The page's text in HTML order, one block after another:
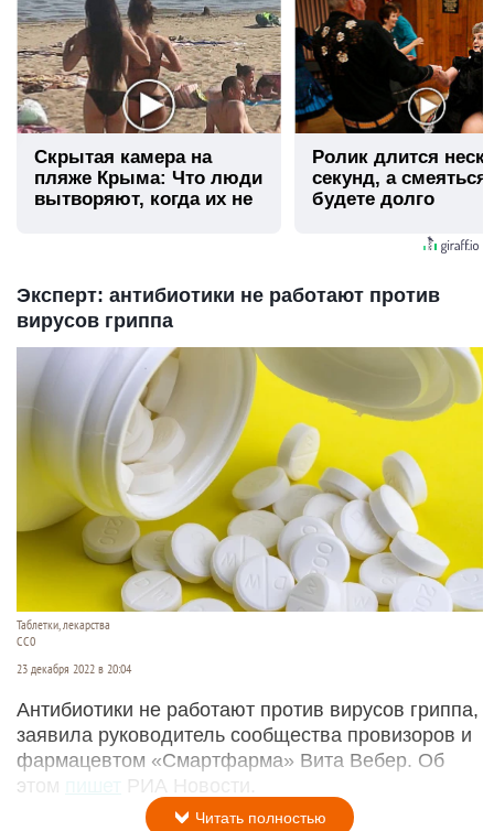
Скрытая камера на
пляже Крыма: Что люди
вытворяют, когда их не
Ролик длится
секунд, а
будете долго
Эксперт: антибиотики не работают против
вирусов гриппа
Таблетки, лекарства
СС0
23 декабря 2022 в 20:04
Антибиотики не работают против вирусов гриппа,
заявила руководитель сообщества провизоров и
фармацевтом «Смартфарма» Вита Вебер. Об
этом
РИА Новости.
Читать полностью